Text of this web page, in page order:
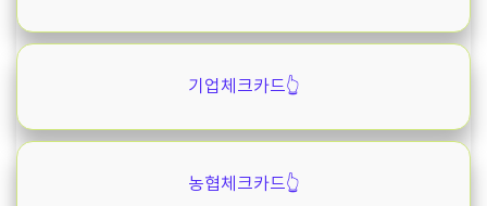
기업체크카드👆️
농협체크카드👆️